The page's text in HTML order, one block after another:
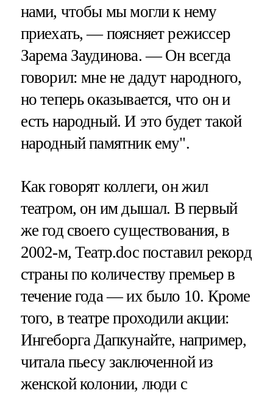
нами, чтобы мы могли к нему
приехать, — поясняет режиссер
Зарема Заудинова. — Он всегда
говорил: мне не дадут народного,
но теперь оказывается, что он и
есть народный. И это будет такой
народный памятник ему".
Как говорят коллеги, он жил
театром, он им дышал. В первый
же год своего существования, в
2002-м, Театр.doc поставил рекорд
страны по количеству премьер в
течение года — их было 10. Кроме
того, в театре проходили акции:
Ингеборга Дапкунайте, например,
читала пьесу заключенной из
женской колонии, люди с